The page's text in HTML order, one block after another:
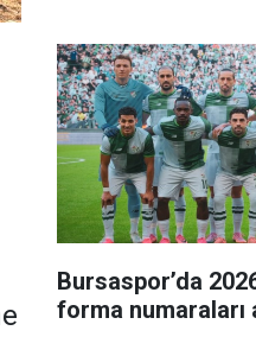
Bursaspor’da
forma numaraları